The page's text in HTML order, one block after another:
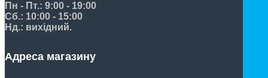
Пн - Пт.: 9:00 - 19:00
Сб.: 10:00 - 15:00
Нд.: вихідний.
Адреса магазину